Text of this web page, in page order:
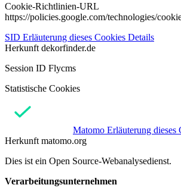
Cookie-Richtlinien-URL
https://policies.google.com/technologies/
SID Erläuterung dieses Cookies Details
Herkunft dekorfinder.de
Session ID Flycms
Statistische Cookies
Matomo Erläuterung dieses
Herkunft matomo.org
Dies ist ein Open Source-Webanalysedienst.
Verarbeitungsunternehmen